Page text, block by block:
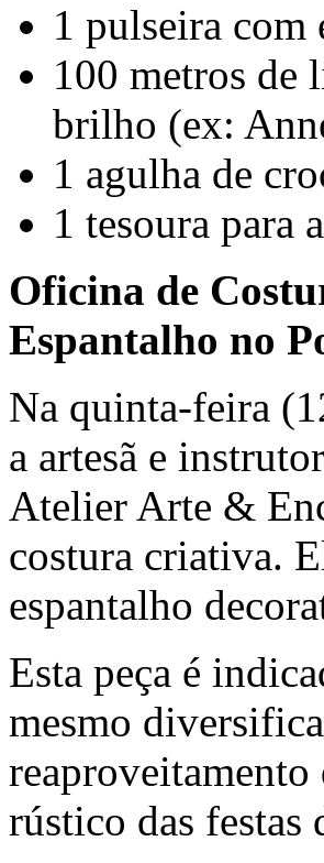
1 pulseira com
100 metros de
brilho (ex:
1 agulha de
1 tesoura para
Oficina de
Espantalho no
Na quinta-feira
a artesã e
Atelier Arte &
costura criativa.
espantalho
Esta peça é
mesmo
reaproveitamento
rústico das festas